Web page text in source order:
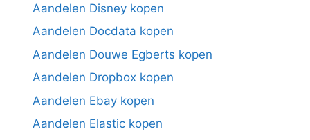
Aandelen Disney kopen
Aandelen Docdata kopen
Aandelen Douwe Egberts kopen
Aandelen Dropbox kopen
Aandelen Ebay kopen
Aandelen Elastic kopen